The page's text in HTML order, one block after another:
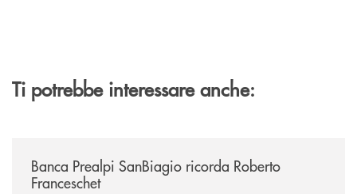
Ti potrebbe interessare anche:
Banca Prealpi SanBiagio ricorda Roberto
Franceschet